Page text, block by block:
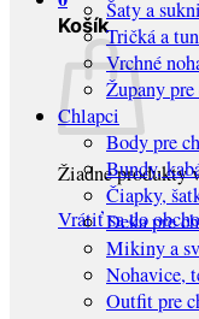
Košík
Žiadne produkty
Vrátiť sa do
Šaty a
Tričká a
Vrchné
Župany
Chlapci
Body pre
Bundy,
Čiapky,
Deka pre
Mikiny a
Nohavice,
Outfit pre